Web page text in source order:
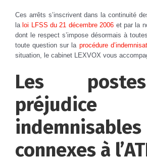
Ces arrêts s’inscrivent dans la continuité
la loi LFSS du 21 décembre 2006 et par la
dont le respect s’impose désormais à
toute question sur la procédure
situation, le cabinet LEXVOX vous
Les
préjudice
indemnisables
connexes à